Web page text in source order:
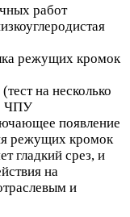
работ
режущих кромок
на несколько
ЧПУ
появление
режущих кромок
гладкий срез, и
на
и